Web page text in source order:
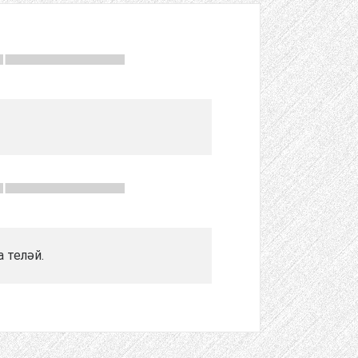
теләй.